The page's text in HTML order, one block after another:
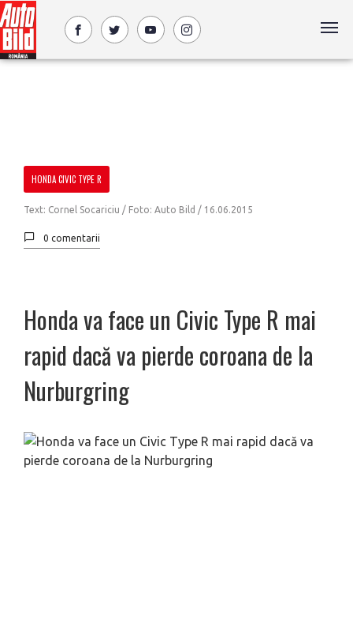
HONDA CIVIC TYPE R
Text: Cornel Socariciu / Foto: Auto Bild / 16.06.2015
0 comentarii
Honda va face un Civic Type R mai
rapid dacă va pierde coroana de la
Nurburgring